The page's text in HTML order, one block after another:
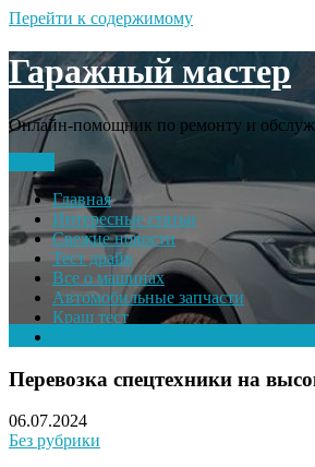
Перейти к содержимому
Гаражный мастер
Онлайн-помощник по ремонту и
Главная
Интересные статьи
Свежие новости
Тест драйв
Все о машинах
Автомобильные запчасти
Краш тест
Перевозка спецтехники на
06.07.2024
Без рубрики